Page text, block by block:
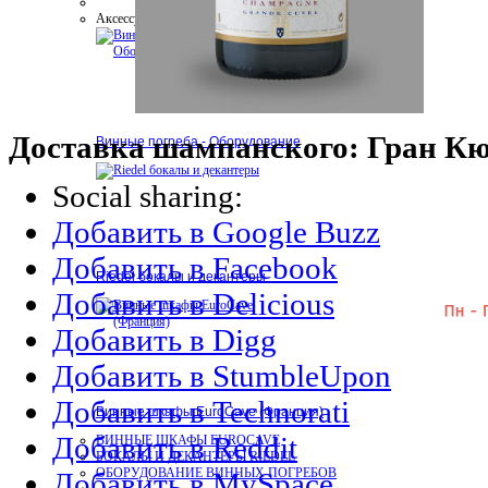
Аксессуары
Винные погреба - Оборудование
Riedel бокалы и декантеры
Винные шкафы EuroCave (Франция)
ВИННЫЕ ШКАФЫ EUROCAVE
БОКАЛЫ И ДЕКАНТЕРЫ RIEDEL
ОБОРУДОВАНИЕ ВИННЫХ ПОГРЕБОВ
Доставка шампанского: Гран
Social sharing:
Добавить в Google Buzz
Добавить в Facebook
Добавить в Delicious
Добавить в Digg
Добавить в StumbleUpon
Добавить в Technorati
Добавить в Reddit